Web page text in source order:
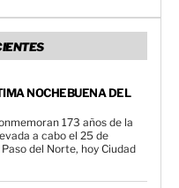
NOCHEBUENA DEL
173 años de la
a cabo el 25 de
del Norte, hoy Ciudad